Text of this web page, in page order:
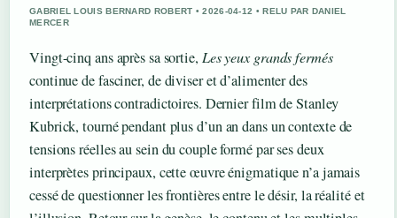
GABRIEL LOUIS BERNARD ROBERT • 2026-04-12 • RELU PAR DANIEL
MERCER
Vingt-cinq ans après sa sortie, Les yeux grands fermés
continue de fasciner, de diviser et d’alimenter des
interprétations contradictoires. Dernier film de Stanley
Kubrick, tourné pendant plus d’un an dans un contexte de
tensions réelles au sein du couple formé par ses deux
interprètes principaux, cette œuvre énigmatique n’a jamais
cessé de questionner les frontières entre le désir, la réalité et